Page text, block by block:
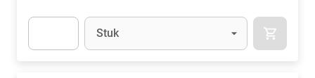
Eenheid
Stuk